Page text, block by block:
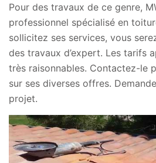
Pour des travaux de ce genre,
professionnel spécialisé en
sollicitez ses services, vous
des travaux d’expert. Les tarifs
très raisonnables. Contactez-le
sur ses diverses offres.
projet.